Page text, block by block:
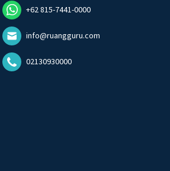
+62 815-7441-0000
info@ruangguru.com
02130930000